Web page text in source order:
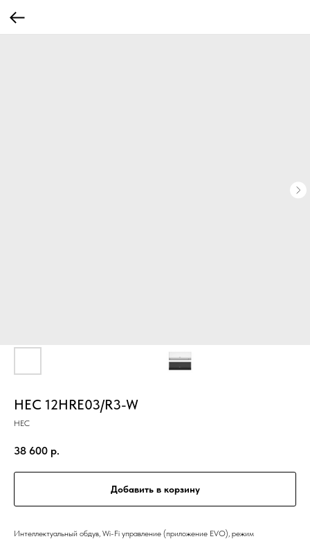
HEC 12HRE03/R3-W
HEC
38 600 р.
Добавить в корзину
Интеллектуальный обдув, Wi-Fi управление (приложение EVO), режим